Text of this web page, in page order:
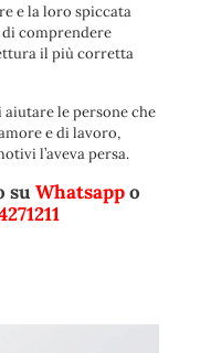
e la loro spiccata
comprendere
il più corretta
le persone che
e di lavoro,
l’aveva persa.
su Whatsappo